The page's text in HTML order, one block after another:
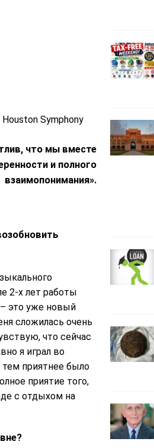
Symphony
что мы вместе
и полного
взаимопонимания».
2-x лет работы
– это уже новый
сложилась очень
что сейчас
я играл во
тем приятнее было
приятие того,
с отдыхом на